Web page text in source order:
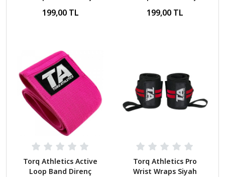
199,00 TL
Pembe
199,00 TL
Torq Athletics Active
Loop Band Direnç
Torq Athletics Pro
Wrist Wraps Siyah